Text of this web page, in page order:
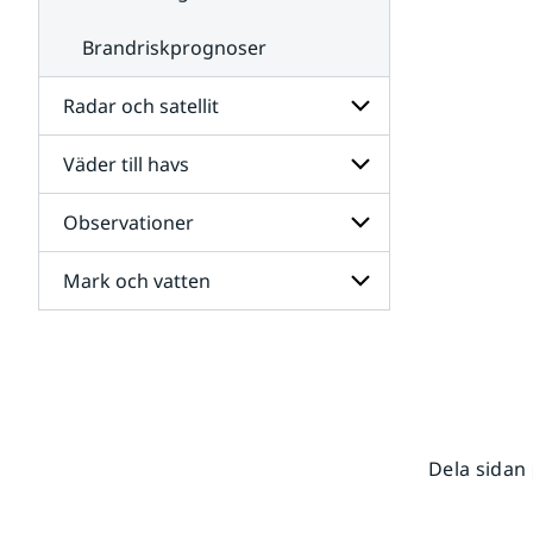
Brandriskprognoser
Radar och satellit
Undersidor
för
Radar
och
satellit
Väder till havs
Undersidor
för
Väder
till
havs
Observationer
Undersidor
för
Mark och vatten
Dela sidan